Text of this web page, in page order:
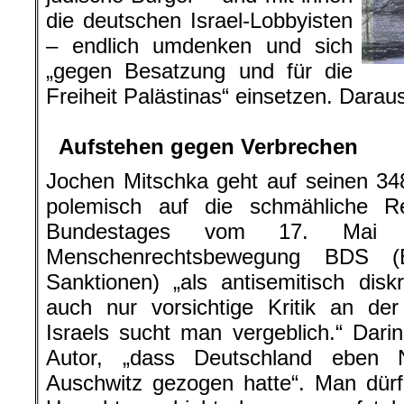
die deutschen Israel-Lobbyisten
– endlich umdenken und sich
„gegen Besatzung und für die
Freiheit Palästinas“ einsetzen.
Aufstehen gegen Verbrechen
Jochen Mitschka geht auf seinen
polemisch auf die schmähliche
Bundestages vom 17.
Menschenrechtsbewegung BDS
Sanktionen) „als antisemitisch
auch nur vorsichtige Kritik an
Israels sucht man vergeblich.“
Autor, „dass Deutschland
Auschwitz gezogen hatte“. Man